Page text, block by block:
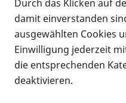
Vorlesen
Durch das Klicken auf
damit einverstanden
ausgewählten Cookies
Einwilligung jederzeit
die entsprechenden
deaktivieren.